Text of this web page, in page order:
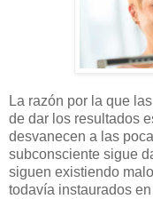
La razón por la que
de dar los resultados
desvanecen a las
subconsciente sigue
siguen existiendo
todavía instaurados